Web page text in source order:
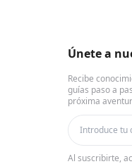
Únete a
Recibe
guías paso a
próxima
Al suscribirte,